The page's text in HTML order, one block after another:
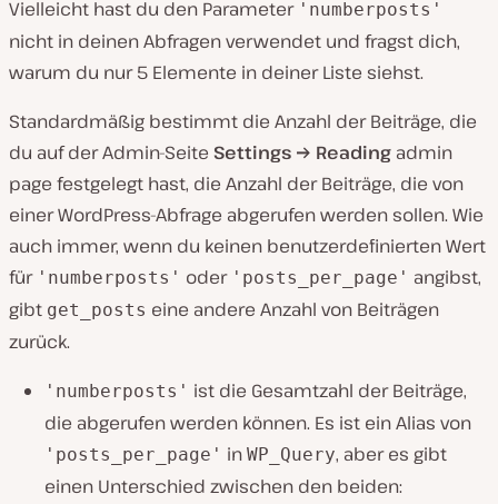
Vielleicht hast du den Parameter 'numberposts'
nicht in deinen Abfragen verwendet und fragst dich,
warum du nur 5 Elemente in deiner Liste siehst.
Standardmäßig bestimmt die Anzahl der Beiträge, die
du auf der Admin-Seite Settings → Reading admin
page festgelegt hast, die Anzahl der Beiträge, die von
einer WordPress-Abfrage abgerufen werden sollen. Wie
auch immer, wenn du keinen benutzerdefinierten Wert
für 'numberposts' oder 'posts_per_page' angibst,
gibt get_posts eine andere Anzahl von Beiträgen
zurück.
'numberposts' ist die Gesamtzahl der Beiträge,
die abgerufen werden können. Es ist ein Alias von
'posts_per_page' in WP_Query, aber es gibt
einen Unterschied zwischen den beiden: